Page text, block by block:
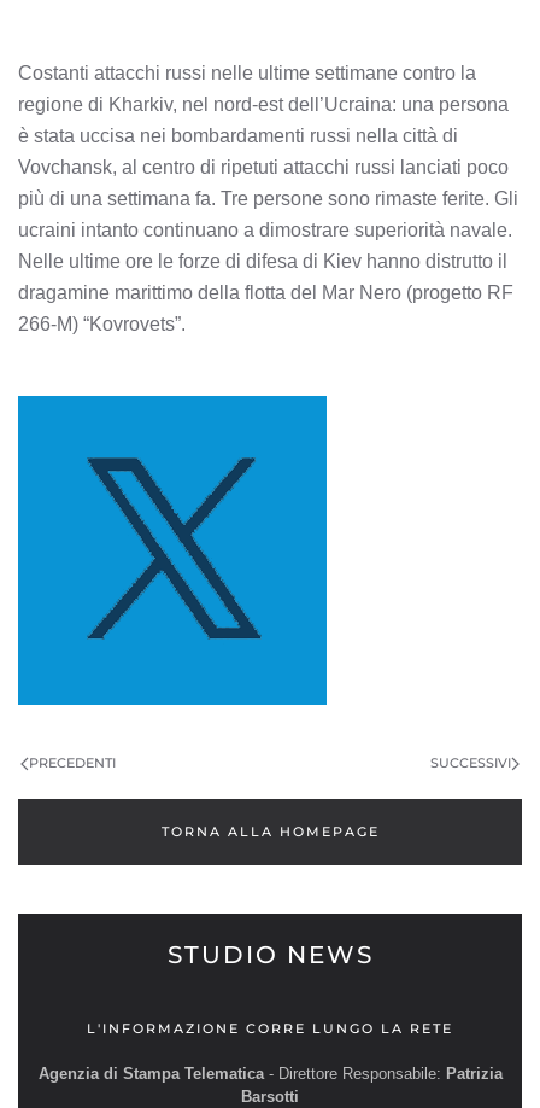
Costanti attacchi russi nelle ultime settimane contro la
regione di Kharkiv, nel nord-est dell’Ucraina: una persona
è stata uccisa nei bombardamenti russi nella città di
Vovchansk, al centro di ripetuti attacchi russi lanciati poco
più di una settimana fa. Tre persone sono rimaste ferite. Gli
ucraini intanto continuano a dimostrare superiorità navale.
Nelle ultime ore le forze di difesa di Kiev hanno distrutto il
dragamine marittimo della flotta del Mar Nero (progetto RF
266-M) “Kovrovets”.
PRECEDENTI SUCCESSIVI
TORNA ALLA HOMEPAGE
STUDIO NEWS
L'INFORMAZIONE CORRE LUNGO LA RETE
Agenzia di Stampa Telematica- Direttore Responsabile: Patrizia
Barsotti